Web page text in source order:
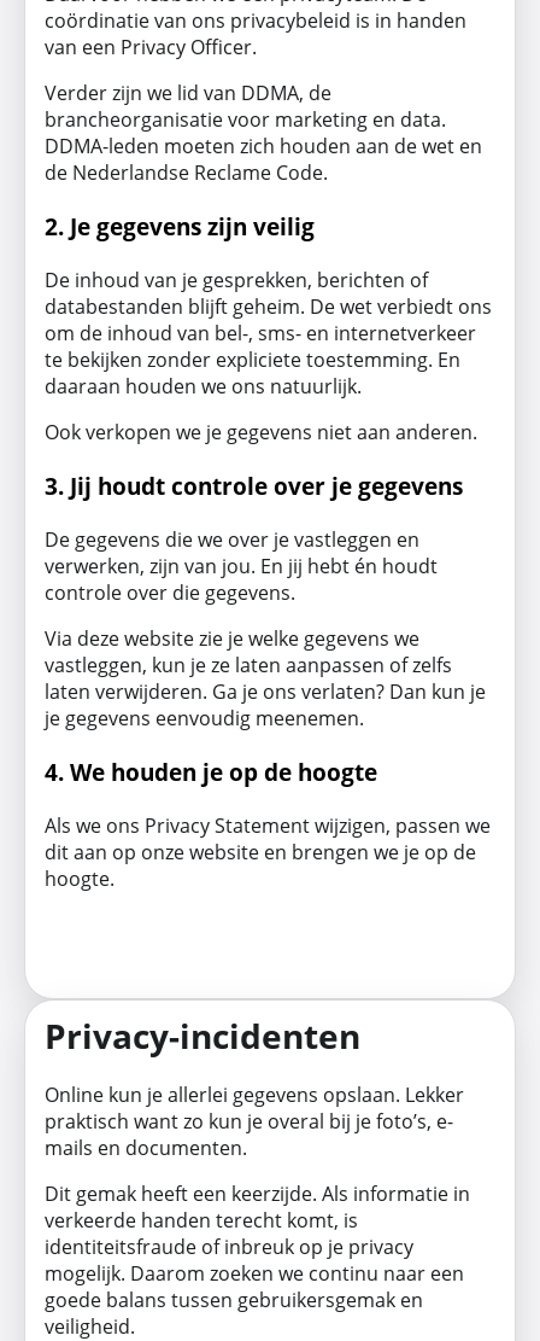
coördinatie van ons privacybeleid is in handen
van een Privacy Officer.
Verder zijn we lid van DDMA, de
brancheorganisatie voor marketing en data.
DDMA-leden moeten zich houden aan de wet en
de Nederlandse Reclame Code.
2. Je gegevens zijn veilig
De inhoud van je gesprekken, berichten of
databestanden blijft geheim. De wet verbiedt ons
om de inhoud van bel-, sms- en internetverkeer
te bekijken zonder expliciete toestemming. En
daaraan houden we ons natuurlijk.
Ook verkopen we je gegevens niet aan anderen.
3. Jij houdt controle over je gegevens
De gegevens die we over je vastleggen en
verwerken, zijn van jou. En jij hebt én houdt
controle over die gegevens.
Via deze website zie je welke gegevens we
vastleggen, kun je ze laten aanpassen of zelfs
laten verwijderen. Ga je ons verlaten? Dan kun je
je gegevens eenvoudig meenemen.
4. We houden je op de hoogte
Als we ons Privacy Statement wijzigen, passen we
dit aan op onze website en brengen we je op de
hoogte.
Privacy-incidenten
Online kun je allerlei gegevens opslaan. Lekker
praktisch want zo kun je overal bij je foto’s, e-
mails en documenten.
Dit gemak heeft een keerzijde. Als informatie in
verkeerde handen terecht komt, is
identiteitsfraude of inbreuk op je privacy
mogelijk. Daarom zoeken we continu naar een
goede balans tussen gebruikersgemak en
veiligheid.